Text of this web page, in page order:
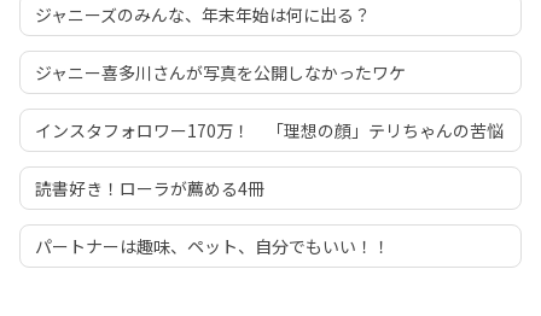
ジャニーズのみんな、年末年始は何に出る？
ジャニー喜多川さんが写真を公開しなかったワケ
インスタフォロワー170万！ 「理想の顔」テリちゃんの苦悩
読書好き！ローラが薦める4冊
パートナーは趣味、ペット、自分でもいい！！